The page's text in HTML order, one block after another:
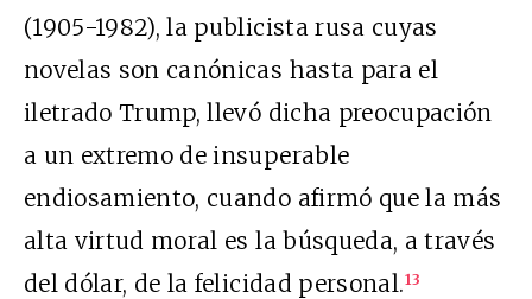
(1905-1982), la publicista rusa cuyas
novelas son canónicas hasta para el
iletrado Trump, llevó dicha preocupación
a un extremo de insuperable
endiosamiento, cuando afirmó que la más
alta virtud moral es la búsqueda, a través
del dólar, de la felicidad personal.13